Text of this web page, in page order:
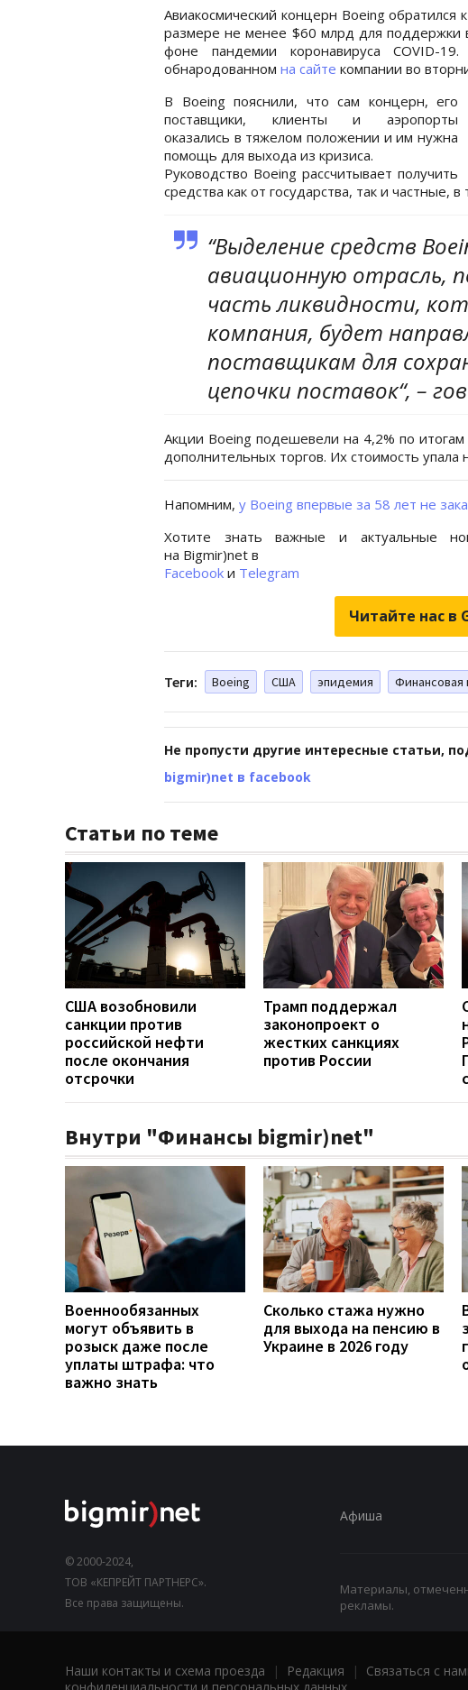
Авиакосмический концерн Boeing
размере не менее $60 млрд для поддержки
фоне пандемии коронавируса COVID-
обнародованном на сайте компании во
В Boeing пояснили, что сам концерн, его
поставщики, клиенты и аэропорты
оказались в тяжелом положении и им нужна
помощь для выхода из кризиса.
Руководство Boeing рассчитывает получить
средства как от государства, так и частные,
“Выделение средств
авиационную отрасль,
часть ликвидности,
компания, будет
поставщикам для
цепочки поставок“, –
Акции Boeing подешевели на 4,2% по
дополнительных торгов. Их стоимость упала
Напомним, у Boeing впервые за 58 лет не
Хотите знать важные и актуальные
на Bigmir)net в
Facebook и Telegram
Читайте нас в
Теги: Boeing США эпидемия Финансовая
Не пропусти другие интересные статьи,
bigmir)net в facebook
Статьи по теме
США возобновили
санкции против
российской нефти
после окончания
отсрочки
Трамп поддержал
законопроект о
жестких санкциях
против России
Внутри "Финансы bigmir)net"
Военнообязанных
могут объявить в
розыск даже после
уплаты штрафа: что
важно знать
Сколько стажа нужно
для выхода на пенсию в
Украине в 2026 году
© 2000-2024,
ТОВ «КЕПРЕЙТ ПАРТНЕРС».
Все права защищены.
Афиша
Материалы,
рекламы.
Наши контакты и схема проезда | Редакция | Связаться с